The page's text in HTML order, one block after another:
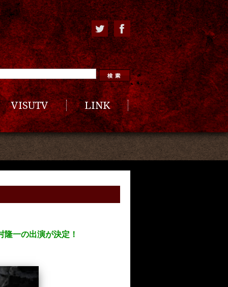
VISUTV LINK
一の出演が決定！